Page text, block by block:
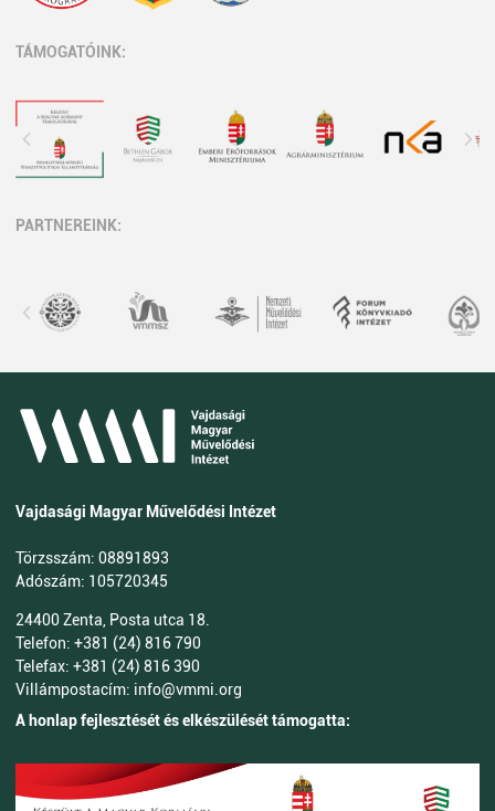
TÁMOGATÓINK:
PARTNEREINK:
Vajdasági Magyar Művelődési Intézet
Törzsszám: 08891893
Adószám: 105720345
24400 Zenta, Posta utca 18.
Telefon: +381 (24) 816 790
Telefax: +381 (24) 816 390
Villámpostacím: info@vmmi.org
A honlap fejlesztését és elkészülését támogatta: